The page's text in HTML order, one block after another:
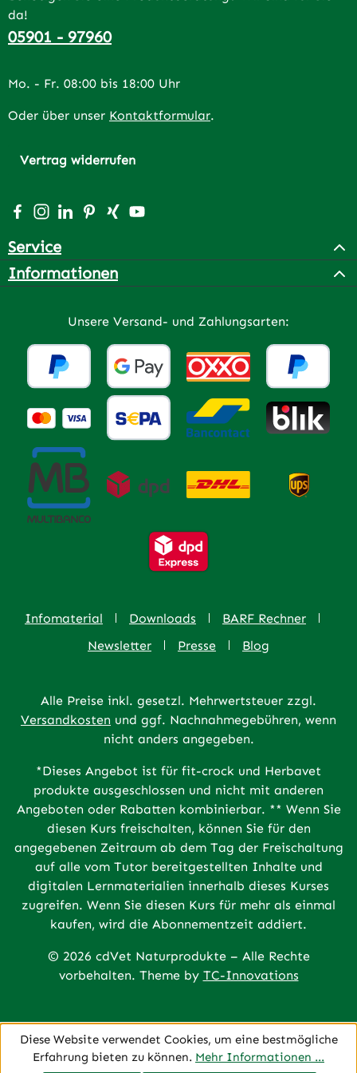
da!
05901 - 97960
Mo. - Fr. 08:00 bis 18:00 Uhr
Oder über unser Kontaktformular.
Vertrag widerrufen
Besuche uns auf Facebook – öffnet in neuem Tab
Schau auf Instagram vorbei – öffnet in neuem Tab
Vernetze dich mit uns auf LinkedIn – öffnet in
Lass dich auf Pinterest inspirieren – öffnet
Vernetze dich mit uns auf Xing – öffnet
Sieh dir unsere Videos auf YouTube
Service
Informationen
Unsere Versand- und Zahlungsarten:
Infomaterial Downloads
BARF Rechner
Newsletter
Presse Blog
Alle Preise inkl. gesetzl. Mehrwertsteuer zzgl.
Versandkosten und ggf. Nachnahmegebühren, wenn
nicht anders angegeben.
*Dieses Angebot ist für fit-crock und Herbavet
produkte ausgeschlossen und nicht mit anderen
Angeboten oder Rabatten kombinierbar. ** Wenn Sie
diesen Kurs freischalten, können Sie für den
angegebenen Zeitraum ab dem Tag der Freischaltung
auf alle vom Tutor bereitgestellten Inhalte und
digitalen Lernmaterialien innerhalb dieses Kurses
zugreifen. Wenn Sie diesen Kurs für mehr als einmal
kaufen, wird die Abonnementzeit addiert.
© 2026 cdVet Naturprodukte – Alle Rechte
vorbehalten. Theme by TC-Innovations
Diese Website verwendet Cookies, um eine bestmögliche
Erfahrung bieten zu können. Mehr Informationen ...